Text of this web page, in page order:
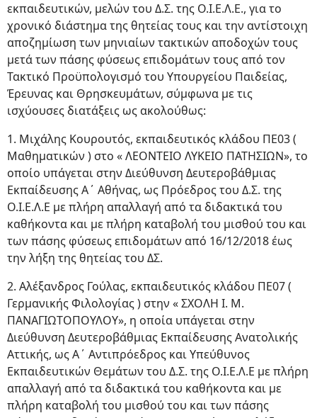
εκπαιδευτικών, μελών του Δ.Σ. της Ο.Ι.Ε.Λ.Ε., για το
χρονικό διάστημα της θητείας τους και την αντίστοιχη
αποζημίωση των μηνιαίων τακτικών αποδοχών τους
μετά των πάσης φύσεως επιδομάτων τους από τον
Τακτικό Προϋπολογισμό του Υπουργείου Παιδείας,
Έρευνας και Θρησκευμάτων, σύμφωνα με τις
ισχύουσες διατάξεις ως ακολούθως:
1. Μιχάλης Κουρουτός, εκπαιδευτικός κλάδου ΠΕ03 (
Μαθηματικών ) στο « ΛΕΟΝΤΕΙΟ ΛΥΚΕΙΟ ΠΑΤΗΣΙΩΝ», το
οποίο υπάγεται στην Διεύθυνση Δευτεροβάθμιας
Εκπαίδευσης Α΄ Αθήνας, ως Πρόεδρος του Δ.Σ. της
Ο.Ι.Ε.Λ.Ε με πλήρη απαλλαγή από τα διδακτικά του
καθήκοντα και με πλήρη καταβολή του μισθού του και
των πάσης φύσεως επιδομάτων από 16/12/2018 έως
την λήξη της θητείας του ΔΣ.
2. Αλέξανδρος Γούλας, εκπαιδευτικός κλάδου ΠΕ07 (
Γερμανικής Φιλολογίας ) στην « ΣΧΟΛΗ Ι. Μ.
ΠΑΝΑΓΙΩΤΟΠΟΥΛΟΥ», η οποία υπάγεται στην
Διεύθυνση Δευτεροβάθμιας Εκπαίδευσης Ανατολικής
Αττικής, ως Α΄ Αντιπρόεδρος και Υπεύθυνος
Εκπαιδευτικών Θεμάτων του Δ.Σ. της Ο.Ι.Ε.Λ.Ε με πλήρη
απαλλαγή από τα διδακτικά του καθήκοντα και με
πλήρη καταβολή του μισθού του και των πάσης